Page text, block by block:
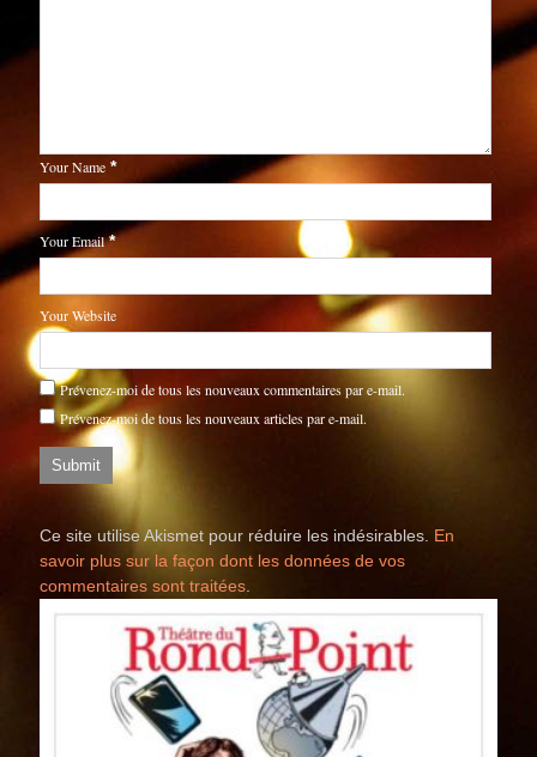
Your Name *
Your Email *
Your Website
Prévenez-moi de tous les nouveaux commentaires par e-mail.
Prévenez-moi de tous les nouveaux articles par e-mail.
Ce site utilise Akismet pour réduire les indésirables. En
savoir plus sur la façon dont les données de vos
commentaires sont traitées